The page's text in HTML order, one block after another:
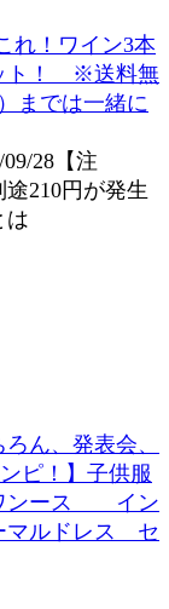
れ！ワイン3本
ト！ ※送料無
までは一緒に
28【注
210円が発生
は
ん、発表会、
ピ！】子供服
ンース イン
マルドレス セ